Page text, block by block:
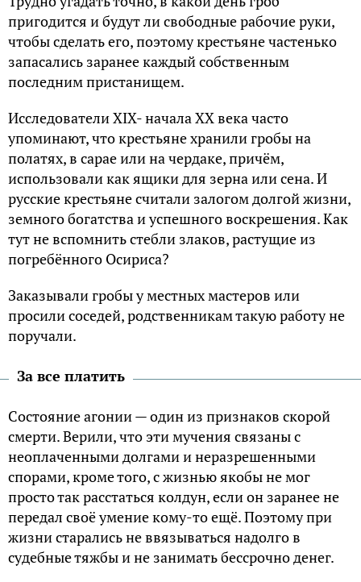
пригодится и будут ли свободные рабочие руки,
чтобы сделать его, поэтому крестьяне частенько
запасались заранее каждый собственным
последним пристанищем.
Исследователи XIX- начала XX века часто
упоминают, что крестьяне хранили гробы на
полатях, в сарае или на чердаке, причём,
использовали как ящики для зерна или сена. И
русские крестьяне считали залогом долгой жизни,
земного богатства и успешного воскрешения. Как
тут не вспомнить стебли злаков, растущие из
погребённого Осириса?
Заказывали гробы у местных мастеров или
просили соседей, родственникам такую работу не
поручали.
За все платить
Состояние агонии — один из признаков скорой
смерти. Верили, что эти мучения связаны с
неоплаченными долгами и неразрешенными
спорами, кроме того, с жизнью якобы не мог
просто так расстаться колдун, если он заранее не
передал своё умение кому-то ещё. Поэтому при
жизни старались не ввязываться надолго в
судебные тяжбы и не занимать бессрочно денег.